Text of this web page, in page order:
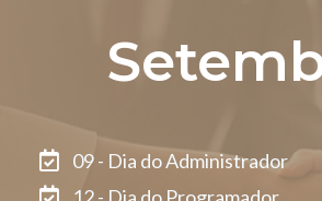
09 - Dia do Administrador